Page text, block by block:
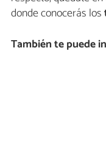
donde conocerás los
También te puede